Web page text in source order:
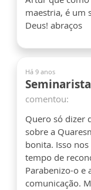
maestria, é um
Deus! abraços
Há 9 anos
comentou:
Quero só dizer
sobre a
bonita. Isso
tempo de
Parabenizo-o e
comunicação.